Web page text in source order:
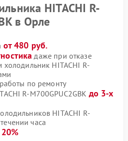
HITACHI R-
в Орле
от 480 руб.
даже при отказе
холодильник HITACHI R-
по ремонту
R-M700GPUC2GBK до 3-х
HITACHI R-
часа
20%